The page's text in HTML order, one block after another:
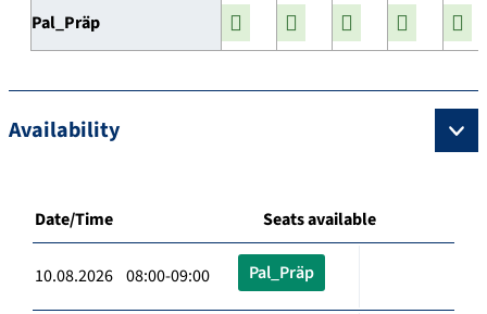
Pal_Präp
Availability
Date/Time Seats available
10.08.2026 08:00-09:00 Pal_Präp